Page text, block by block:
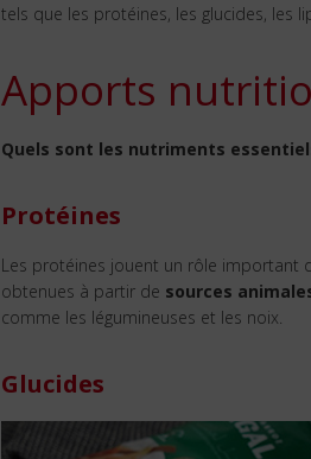
tels que les protéines, les glucides, les
Apports
Quels sont les nutriments
Protéines
Les protéines jouent un rôle important
obtenues à partir de sources
comme les légumineuses et les noix.
Glucides